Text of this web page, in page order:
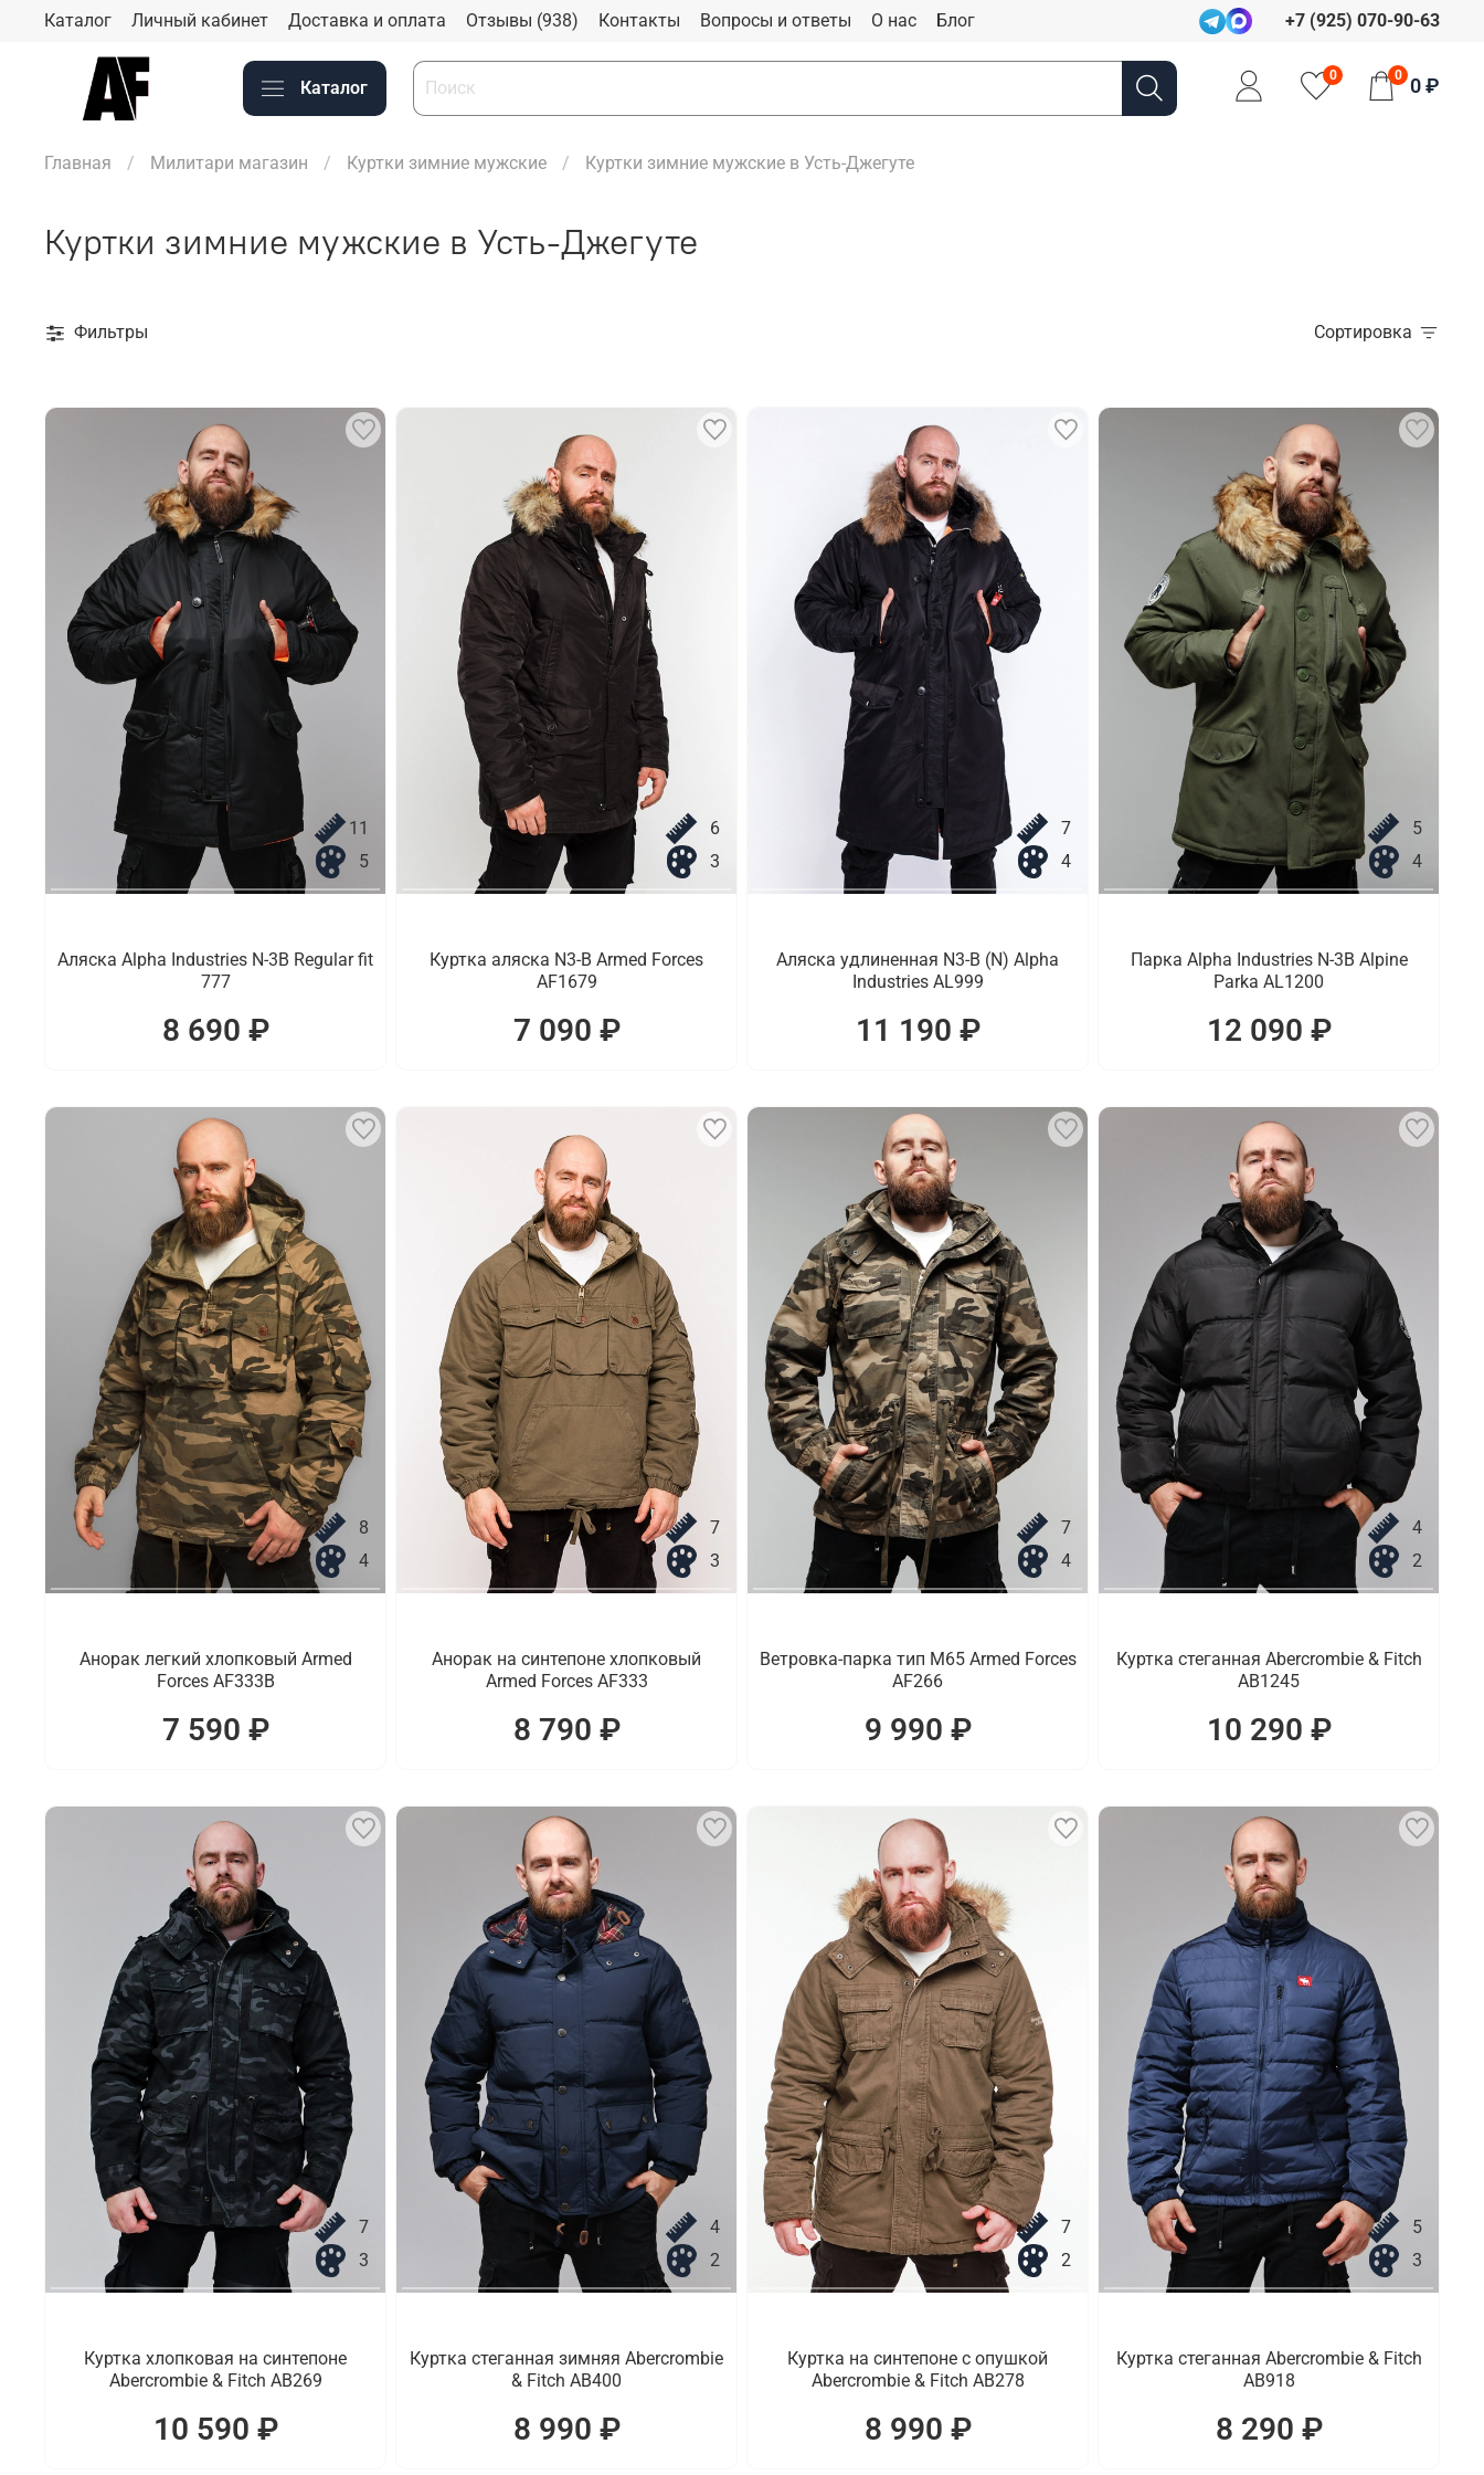
Каталог Личный кабинет Доставка и оплата Отзывы (938) Контакты Вопросы и ответы О нас Блог +7 (925) 070-90-63
Каталог
0 0 0 ₽
Главная Милитари магазин Куртки зимние мужские Куртки зимние мужские в Усть-Джегуте
Куртки зимние мужские в Усть-Джегуте
Фильтры Сортировка
11
5
Аляска Alpha Industries N-3B Regular fit
777
8 690 ₽
6
3
Куртка аляска N3-B Armed Forces
AF1679
7 090 ₽
7
4
Аляска удлиненная N3-B (N) Alpha
Industries AL999
11 190 ₽
5
4
Парка Alpha Industries N-3B Alpine
Parka AL1200
12 090 ₽
8
4
Анорак легкий хлопковый Armed
Forces AF333B
7 590 ₽
7
3
Анорак на синтепоне хлопковый
Armed Forces AF333
8 790 ₽
7
4
Ветровка-парка тип M65 Armed Forces
AF266
9 990 ₽
4
2
Куртка стеганная Abercrombie & Fitch
AB1245
10 290 ₽
7
3
Куртка хлопковая на синтепоне
Abercrombie & Fitch AB269
10 590 ₽
4
2
Куртка стеганная зимняя Abercrombie
& Fitch AB400
8 990 ₽
7
2
Куртка на синтепоне с опушкой
Abercrombie & Fitch AB278
8 990 ₽
5
3
Куртка стеганная Abercrombie & Fitch
AB918
8 290 ₽